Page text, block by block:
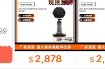
2,878